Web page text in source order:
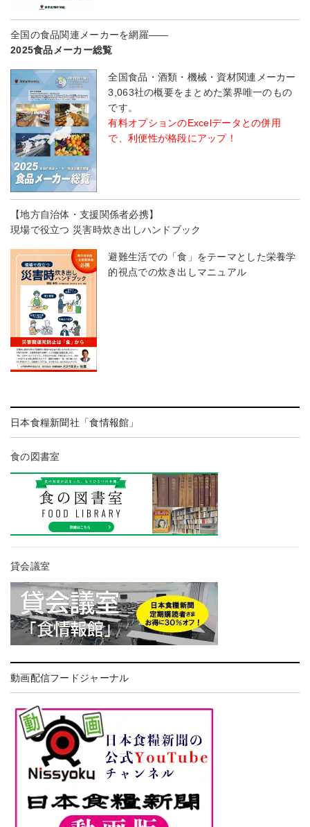
全国の食品関連メーカーを網羅――
2025食品メーカー総覧
全国食品・酒類・機械・資材関連メーカー
3,063社の概要をまとめた業界唯一のもの
です。
有料オプションのExcelデータとの併用
で、利便性が格段にアップ！
【地方自治体・支援関係者必携】
現場で役立つ 災害時炊き出しハンドブック
避難生活での「食」をテーマとした栄養学
的視点での炊き出しマニュアル
日本食糧新聞社「食情報館」
食の図書室
貸会議室
動画配信フードジャーナル